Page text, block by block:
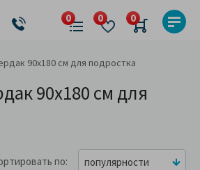
90x180 см для подростка
90x180 см для
по популярности